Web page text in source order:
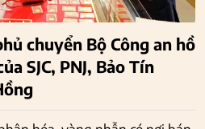
chuyển Bộ Công an hồ
SJC, PNJ, Bảo Tín